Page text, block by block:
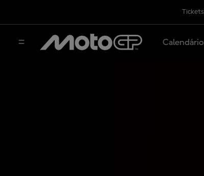
Tickets
Calendário